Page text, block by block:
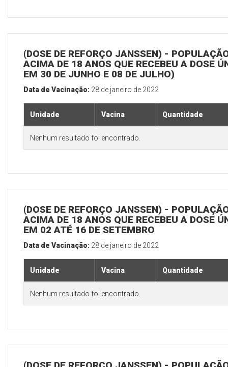
(DOSE DE REFORÇO JANSSEN) -
ACIMA DE 18 ANOS QUE RECEBEU A DOSE
EM 30 DE JUNHO E 08 DE JULHO)
Data de Vacinação: 28 de janeiro de 2022
Unidade Vacina Quantidade
Nenhum resultado foi encontrado.
(DOSE DE REFORÇO JANSSEN) -
ACIMA DE 18 ANOS QUE RECEBEU A DOSE
EM 02 ATÉ 16 DE SETEMBRO
Data de Vacinação: 28 de janeiro de 2022
Unidade Vacina Quantidade
Nenhum resultado foi encontrado.